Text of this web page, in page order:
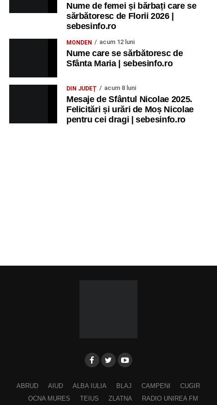
Ora 20.30– Parcul Tineretului: proiecția filmului pentru
„Străjerii Deltei”(România, 2021), film de familie și
JOI, 27 AUGUST 2026
Grădina Muzeului Municipal „Ioan
Raica” Sebeș
Sărbătoarea Seniorilor
– festivitatea de
Participă:
Georgiana Petrescu
Georgiana Pavelescu
Nume de femei și bărbați care se
sărbătoresc de Florii 2026 |
sebesinfo.ro
MONDEN acum 12 luni
Nume care se sărbătoresc de
Sfânta Maria | sebesinfo.ro
DIN JUDEȚ acum 8 luni
Mesaje de Sfântul Nicolae 2025.
Felicitări și urări de Moș Nicolae
pentru cei dragi | sebesinfo.ro
ABRUD AIUD ALBA IULIA BLAJ CAMPENI
CUGIR
OCNA MURES
TEIUS ZLATNA RADIO UNIREA FM